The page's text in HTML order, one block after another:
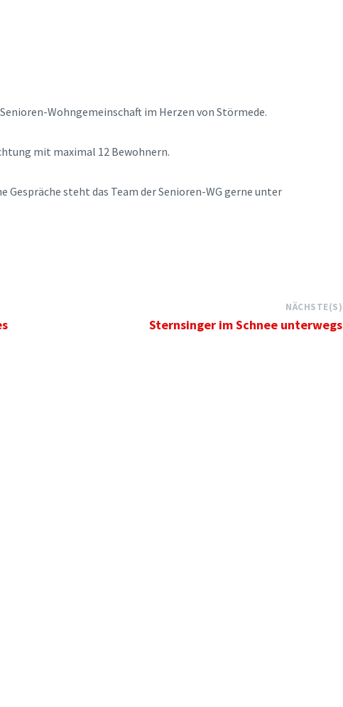
Wohngemeinschaft im Herzen von Störmede.
mit maximal 12 Bewohnern.
Gespräche steht das Team der Senioren-WG gerne unter
NÄCHSTE(S)
Sternsinger im Schnee unterwegs